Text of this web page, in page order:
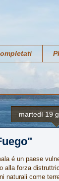
martedì 19
é un paese
alla forza
naturali come